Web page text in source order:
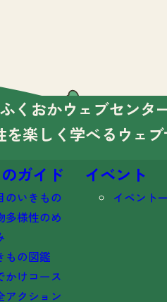
くおかウェブセンター
楽しく学べる ウェ
ガイド
のいきもの
多様性のめ
もの図鑑
かけコース
アクション
イベント
イベント